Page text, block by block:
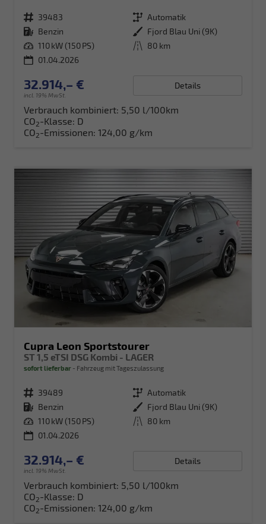
Fahrzeugnr. 39483 Getriebe Automatik
Kraftstoff Benzin Außenfarbe Fjord Blau Uni (9K)
Leistung 110 kW (150 PS) Kilometerstand 80 km
01.04.2026
32.914,– €
incl. 19% MwSt.
Details
Verbrauch kombiniert: 5,50 l/100km
CO2-Klasse: D
CO2-Emissionen: 124,00 g/km
Cupra Leon Sportstourer
ST 1,5 eTSI DSG Kombi - LAGER
sofort lieferbar Fahrzeug mit Tageszulassung
Fahrzeugnr. 39489 Getriebe Automatik
Kraftstoff Benzin Außenfarbe Fjord Blau Uni (9K)
Leistung 110 kW (150 PS) Kilometerstand 80 km
01.04.2026
32.914,– €
incl. 19% MwSt.
Details
Verbrauch kombiniert: 5,50 l/100km
CO2-Klasse: D
CO2-Emissionen: 124,00 g/km